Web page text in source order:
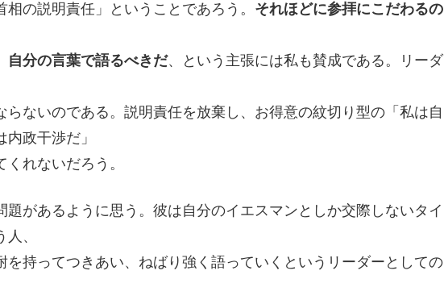
の説明責任」ということであろう。 それほどに参拝にこだわるの
自分の言葉で語るべきだ、という主張には私も賛成である。リーダ
らないのである。説明責任を放棄し、お得意の紋切り型の「私は自
政干渉だ」
れないだろう。
があるように思う。彼は自分のイエスマンとしか交際しないタイ
、
を持ってつきあい、ねばり強く語っていくというリーダーとしての